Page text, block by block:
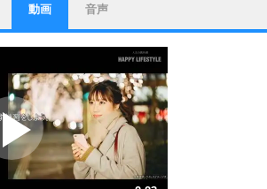
ストレス対策
他人と比べない。
いっそのこと、他人を見ない。
いらいらしない人になる30の方法
プラス思考
ポジティブになれない原因は、行動しないから。
ポジティブ思考になる30の方法
ストレス対策
動画 音声